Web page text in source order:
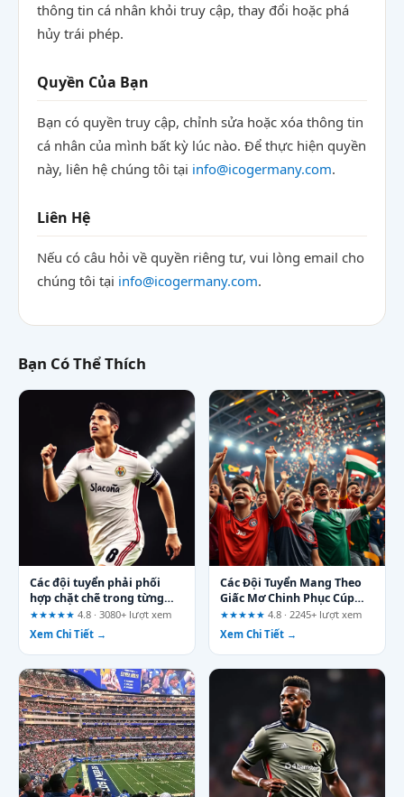
thông tin cá nhân khỏi truy cập, thay đổi hoặc phá
hủy trái phép.
Quyền Của Bạn
Bạn có quyền truy cập, chỉnh sửa hoặc xóa thông tin
cá nhân của mình bất kỳ lúc nào. Để thực hiện quyền
này, liên hệ chúng tôi tại info@icogermany.com.
Liên Hệ
Nếu có câu hỏi về quyền riêng tư, vui lòng email cho
chúng tôi tại info@icogermany.com.
Bạn Có Thể Thích
Các đội tuyển phải phối
hợp chặt chẽ trong từng
đường bóng: Chiến thuật
nào tạo nên khác biệt?
★★★★★ 4.8 · 3080+ lượt xem
Xem Chi Tiết →
Các Đội Tuyển Mang Theo
Giấc Mơ Chinh Phục Cúp
Vàng Thế Giới
★★★★★ 4.8 · 2245+ lượt xem
Xem Chi Tiết →